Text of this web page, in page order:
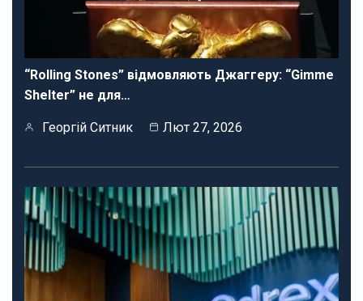
“Rolling Stones” відмовляють Джаггеру: “Gimme
Shelter” не для…
Георгій Ситник Лют 27, 2026